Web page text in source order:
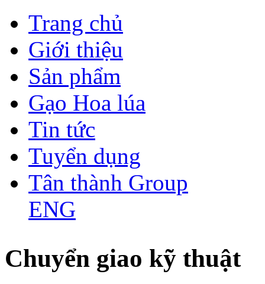
Trang chủ
Giới thiệu
Sản phẩm
Gạo Hoa lúa
Tin tức
Tuyển dụng
Tân thành Group
ENG
Chuyển giao kỹ thuật